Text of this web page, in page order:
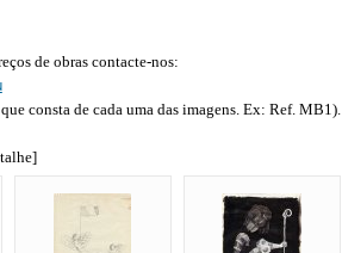
de obras contacte-nos:
consta de cada uma das imagens. Ex: Ref. MB1).